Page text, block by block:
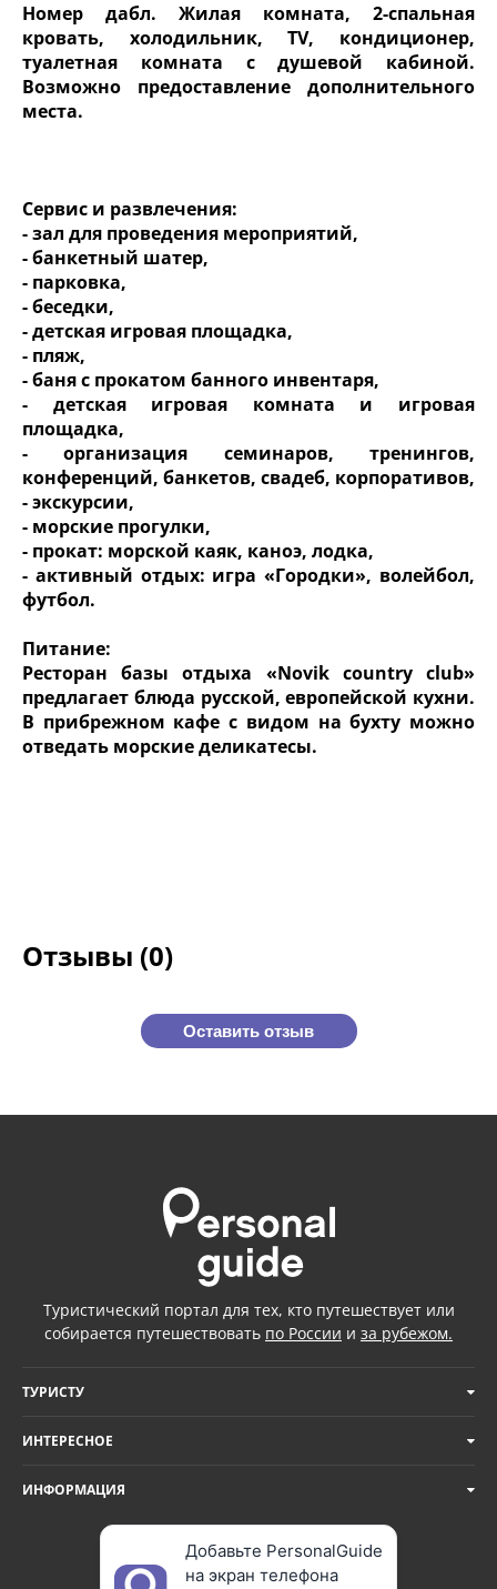
Номер дабл. Жилая комната, 2-спальная
кровать, холодильник, TV, кондиционер,
туалетная комната с душевой кабиной.
Возможно предоставление дополнительного
места.
Сервис и развлечения:
- зал для проведения мероприятий,
- банкетный шатер,
- парковка,
- беседки,
- детская игровая площадка,
- пляж,
- баня с прокатом банного инвентаря,
- детская игровая комната и игровая
площадка,
- организация семинаров, тренингов,
конференций, банкетов, свадеб, корпоративов,
- экскурсии,
- морские прогулки,
- прокат: морской каяк, каноэ, лодка,
- активный отдых: игра «Городки», волейбол,
футбол.
Питание:
Ресторан базы отдыха «Novik country club»
предлагает блюда русской, европейской кухни.
В прибрежном кафе с видом на бухту можно
отведать морские деликатесы.
Отзывы (0)
Оставить отзыв
Туристический портал для тех, кто путешествует или
собирается путешествовать по России и за рубежом.
ТУРИСТУ
ИНТЕРЕСНОЕ
ИНФОРМАЦИЯ
Добавьте PersonalGuide
на экран телефона